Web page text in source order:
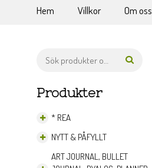
Hem Villkor Om oss
Produkter
* REA
NYTT & PÅFYLLT
ART JOURNAL, BULLET